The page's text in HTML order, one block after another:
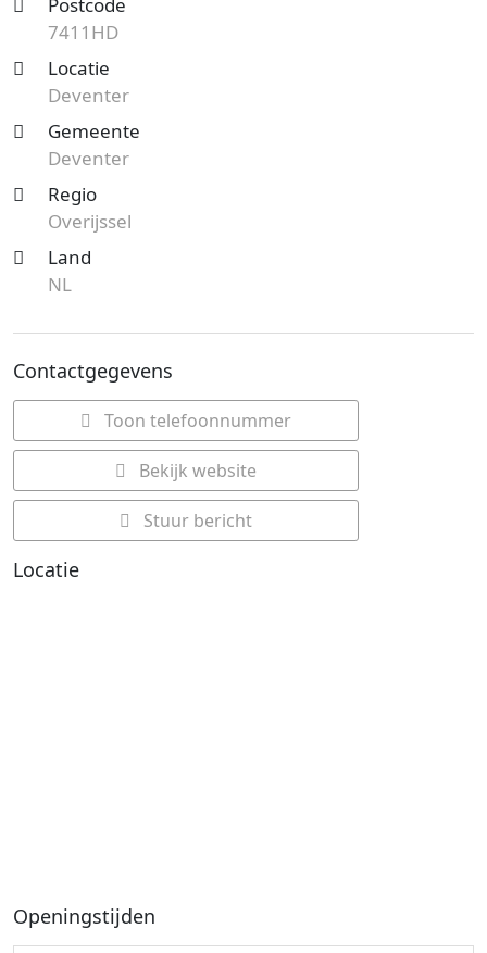
7411HD
Locatie
Deventer
Gemeente
Deventer
Regio
Overijssel
Land
NL
Contactgegevens
Toon telefoonnummer
Bekijk website
Stuur bericht
Locatie
Openingstijden